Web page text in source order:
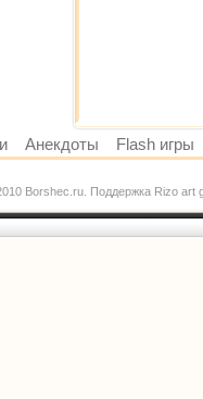
Анекдоты Flash игры
Borshec.ru. Поддержка Rizo art